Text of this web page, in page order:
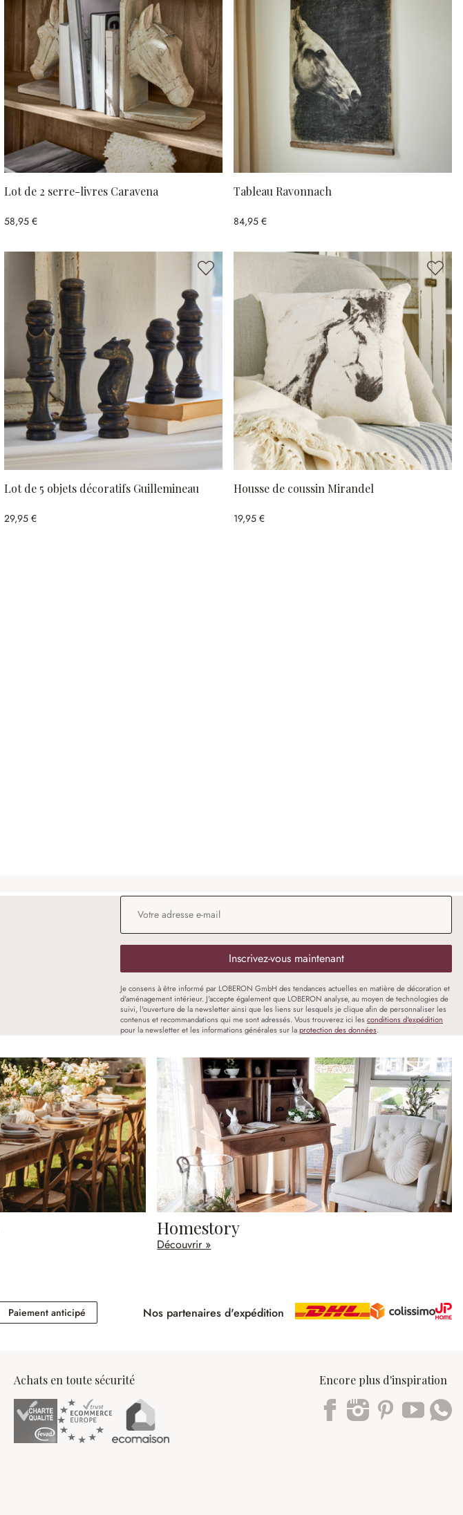
Lot de 2 serre-livres Caravena
58,95 €
Tableau Ravonnach
84,95 €
Lot de 5 objets décoratifs Guillemineau
29,95 €
Housse de coussin Mirandel
19,95 €
Adresse e-mail
Inscrivez-vous maintenant
Je consens à être informé par LOBERON GmbH des tendances actuelles en matière de décoration et
d'aménagement intérieur. J'accepte également que LOBERON analyse, au moyen de technologies de
suivi, l'ouverture de la newsletter ainsi que les liens sur lesquels je clique afin de personnaliser les
contenus et recommandations qui me sont adressés. Vous trouverez ici les conditions d'expédition
pour la newsletter et les informations générales sur laprotection des données.
Homestory
Découvrir »
Paiement anticipéPaiement anticipéNos partenaires d'expédition
Achats en toute sécurité Encore plus d'inspiration